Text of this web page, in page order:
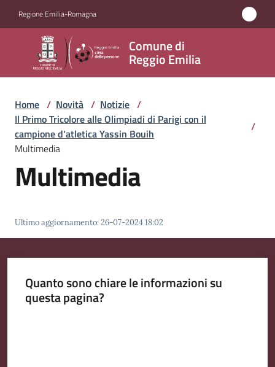
Regione Emilia-Romagna
Comune di
Reggio Emilia
Comune
di
Reggio
Emilia
Amministrazione
Servizi
Novità
Menu selezionato
Emilia
Home / Novità / Notizie /
Il Primo Tricolore alle Olimpiadi di Parigi con il
campione d'atletica Yassin Bouih
/
Multimedia
Multimedia
Ultimo aggiornamento:26-07-2024 18:02
Quanto sono chiare le informazioni su
questa pagina?